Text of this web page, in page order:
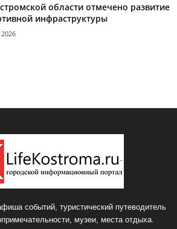
области отмечено развитие
инфраструктуры
событий, туристический путеводитель
музеи, места отдыха.